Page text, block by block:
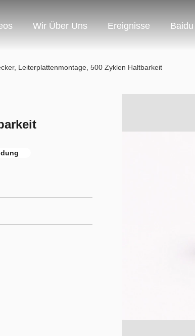
Wir Über Uns Ereignisse Baidu
Leiterplattenmontage, 500 Zyklen Haltbarkeit